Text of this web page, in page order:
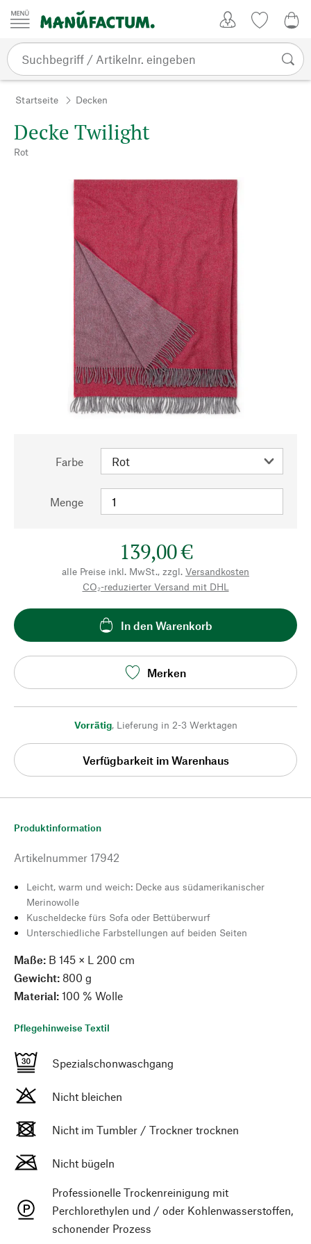
Zum Inhalt springen
Startseite Decken
Decke Twilight
Rot
Farbe
Menge
139,00 €
alle Preise inkl. MwSt., zzgl. Versandkosten
CO₂-reduzierter Versand mit DHL
In den Warenkorb
Merken
Vorrätig, Lieferung in 2-3 Werktagen
Verfügbarkeit im Warenhaus
Produktinformation
Artikelnummer 17942
Leicht, warm und weich: Decke aus südamerikanischer
Merinowolle
Kuscheldecke fürs Sofa oder Bettüberwurf
Unterschiedliche Farbstellungen auf beiden Seiten
Maße: B 145 × L 200 cm
Gewicht: 800 g
Material: 100 % Wolle
Pflegehinweise Textil
Spezialschonwaschgang
Nicht bleichen
Nicht im Tumbler / Trockner trocknen
Nicht bügeln
Professionelle Trockenreinigung mit
Perchlorethylen und / oder Kohlenwasserstoffen,
schonender Prozess